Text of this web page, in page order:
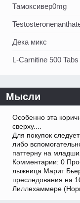
Тамоксивер0mg
Дека микс
L-Carnitine 500 Tabs
Мысли
Особенно эта
сверху....
Для покупок
либо
паттерну на
Комментарии: 0
лыжница Марит
преследования на
Лиллехаммере